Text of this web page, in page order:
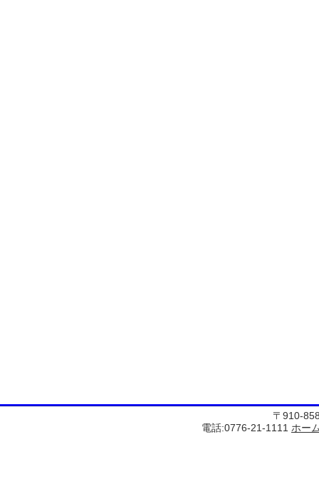
〒910-
電話:0776-21-1111 ホー